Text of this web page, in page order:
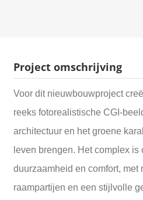
Project omschrijving
Voor dit nieuwbouwproject
reeks fotorealistische CGI-
architectuur en het groene
leven brengen. Het complex
duurzaamheid en comfort, met
raampartijen en een stijlvolle